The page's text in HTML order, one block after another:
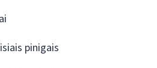
pinigais